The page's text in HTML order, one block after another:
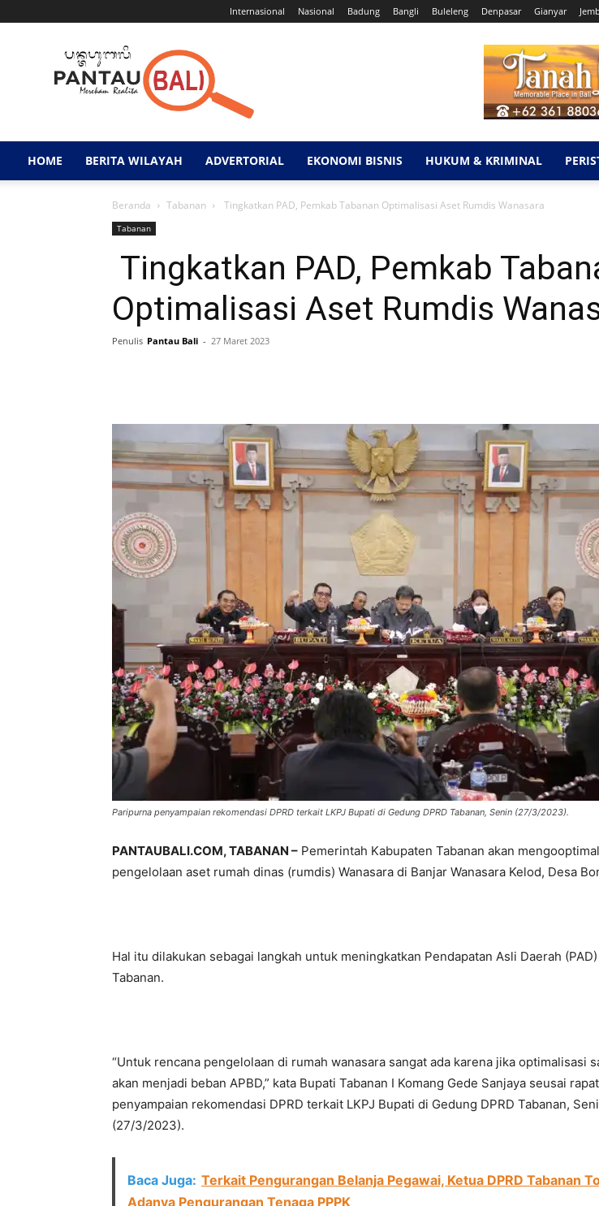
Internasional Nasional Badung Bangli Buleleng Denpasar Gianyar
Pantau
Bali
HOME BERITA WILAYAH ADVERTORIAL EKONOMI BISNIS HUKUM & KRIMINAL
Beranda Tabanan Tingkatkan PAD, Pemkab Tabanan Optimalisasi Aset Rumdis Wanasara
Tabanan
Tingkatkan PAD, Pemkab
Optimalisasi Aset Rumdis
Penulis Pantau Bali - 27 Maret 2023
Paripurna penyampaian rekomendasi DPRD terkait LKPJ Bupati di Gedung DPRD Tabanan, Senin (27/3/2023).
PANTAUBALI.COM, TABANAN – Pemerintah Kabupaten Tabanan akan
pengelolaan aset rumah dinas (rumdis) Wanasara di Banjar Wanasara Kelod, Desa
Hal itu dilakukan sebagai langkah untuk meningkatkan Pendapatan Asli Daerah
Tabanan.
“Untuk rencana pengelolaan di rumah wanasara sangat ada karena jika optimalisasi
akan menjadi beban APBD,” kata Bupati Tabanan I Komang Gede Sanjaya seusai
penyampaian rekomendasi DPRD terkait LKPJ Bupati di Gedung DPRD Tabanan,
(27/3/2023).
Baca Juga: Terkait Pengurangan Belanja Pegawai, Ketua DPRD Tabanan
Adanya Pengurangan Tenaga PPPK